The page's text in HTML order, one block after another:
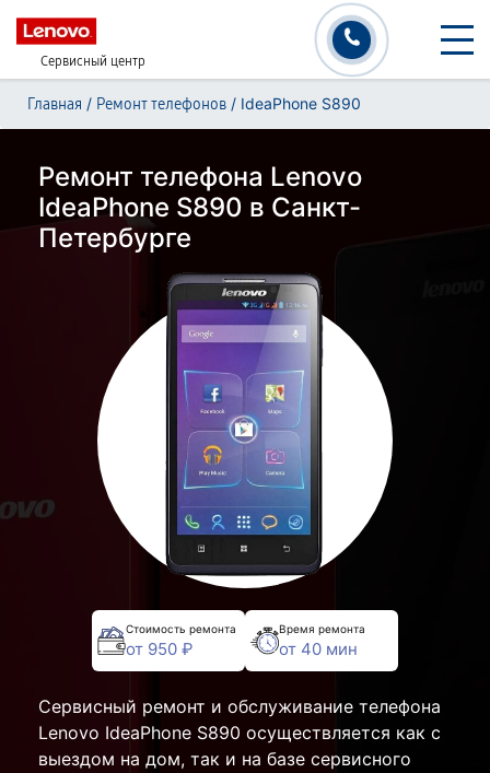
Сервисный центр
Главная / Ремонт телефонов / IdeaPhone S890
Ремонт телефона Lenovo
IdeaPhone S890 в Санкт-
Петербурге
Стоимость ремонта
от 950 ₽
Время ремонта
от 40 мин
Сервисный ремонт и обслуживание телефона
Lenovo IdeaPhone S890 осуществляется как с
выездом на дом, так и на базе сервисного